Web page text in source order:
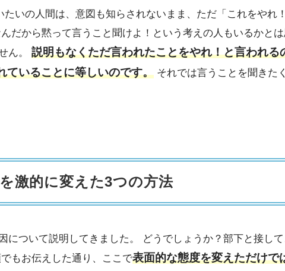
たいの人間は、意図も知らされないまま、ただ「これをやれ
だから黙って言うこと聞けよ！という考えの人もいるかと
ん。 説明もなくただ言われたことをやれ！と言われる
ていることに等しいのです。 それでは言うことを聞きた
激的に変えた3つの方法
について説明してきました。 どうでしょうか？部下と接し
もお伝えした通り、ここで表面的な態度を変えただけで